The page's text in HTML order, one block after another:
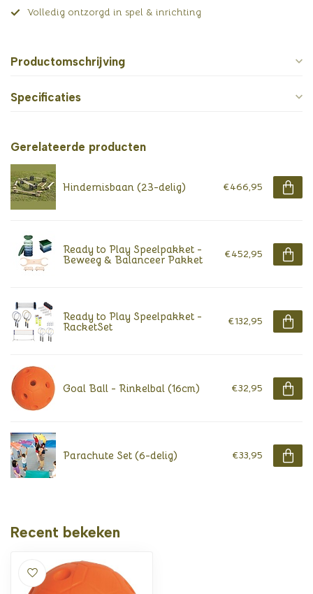
Volledig ontzorgd in spel & inrichting
Productomschrijving
Specificaties
Gerelateerde producten
Hindernisbaan (23-delig) €466,95
Ready to Play Speelpakket -
Beweeg & Balanceer Pakket €452,95
Ready to Play Speelpakket -
RacketSet €132,95
Goal Ball - Rinkelbal (16cm) €32,95
Parachute Set (6-delig) €33,95
Recent bekeken